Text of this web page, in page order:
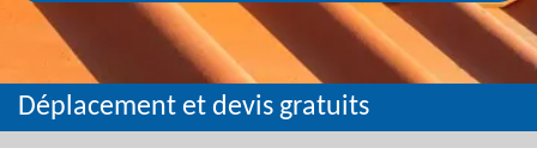
Déplacement et devis gratuits